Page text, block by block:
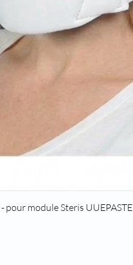
Quick View
module Steris UUEPASTE